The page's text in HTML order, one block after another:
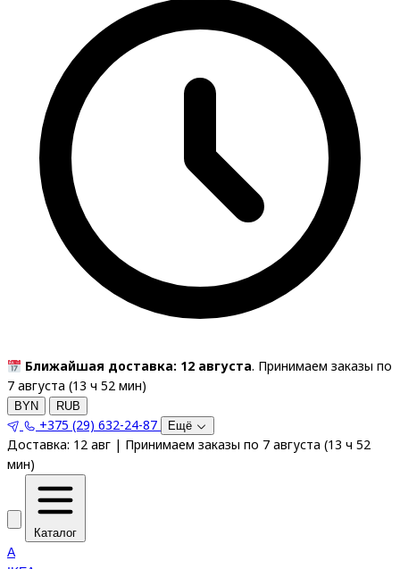
Ближайшая доставка: 12 августа. Принимаем заказы по
7 августа (13 ч 52 мин)
BYN RUB
+375 (29) 632-24-87 Ещё
Доставка: 12 авг | Принимаем заказы по 7 августа (13 ч 52
мин)
Каталог
A